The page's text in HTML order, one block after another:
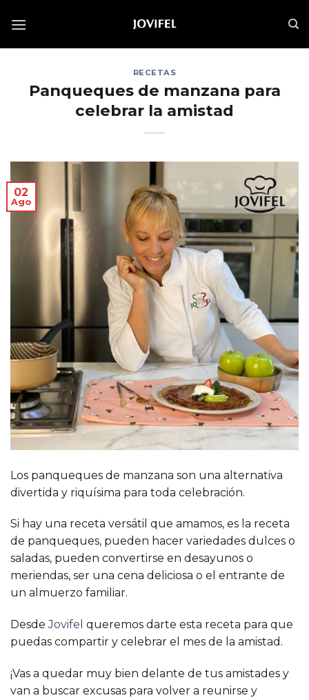
RECETAS
Panqueques de manzana para
celebrar la amistad
02
Ago
Los panqueques de manzana son una alternativa
divertida y riquísima para toda celebración.
Si hay una receta versátil que amamos, es la receta
de panqueques, pueden hacer variedades dulces o
saladas, pueden convertirse en desayunos o
meriendas, ser una cena deliciosa o el entrante de
un almuerzo familiar.
DesdeJovifel queremos darte esta receta para que
puedas compartir y celebrar el mes de la amistad.
¡Vas a quedar muy bien delante de tus amistades y
van a buscar excusas para volver a reunirse y